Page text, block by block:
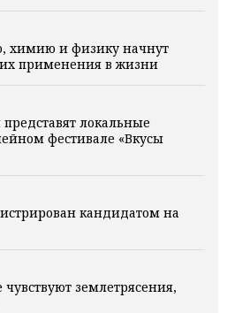
химию и физику начнут
применения в жизни
локальные
фестивале «Вкусы
кандидатом на
землетрясения,